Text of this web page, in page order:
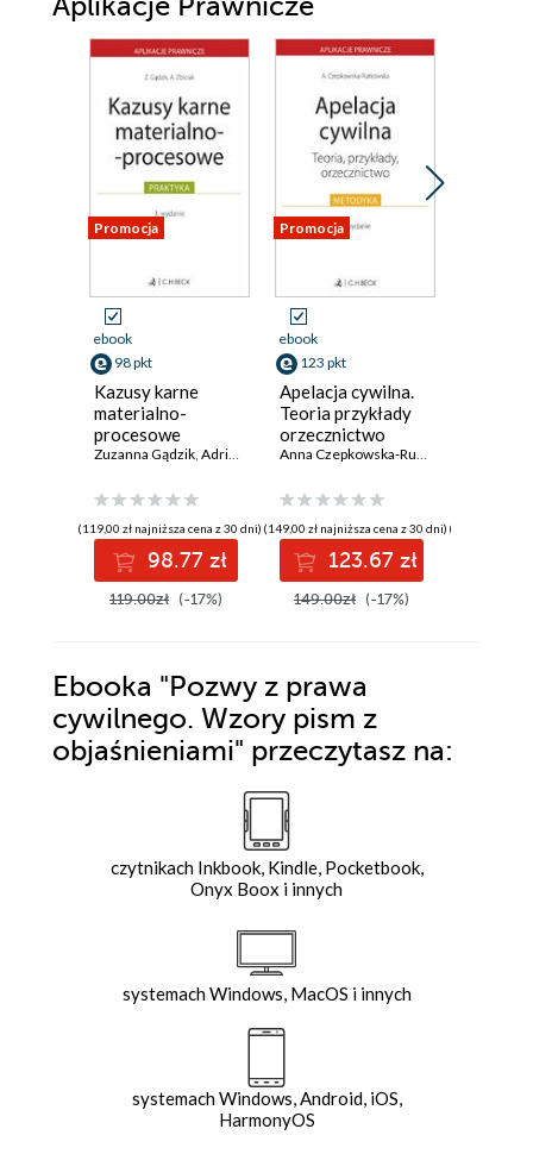
Promocja
ebook
98 pkt
Kazusy karne
materialno-
procesowe
Zuzanna Gądzik Adrian Zbiciak
(119,00 zł najniższa cena z 30 dni)
98.77 zł
119.00zł (-17%)
Promocja
ebook
123 pkt
Apelacja cywilna.
Teoria przykłady
orzecznictwo
(149,00 zł najniższa cena z 30 dni)
123.67 zł
149.00zł (-17%)
(129,00 zł
Ebooka "Pozwy z prawa
cywilnego. Wzory pism z
objaśnieniami" przeczytasz na:
czytnikach Inkbook, Kindle, Pocketbook,
Onyx Boox i innych
systemach Windows, MacOS i innych
systemach Windows, Android, iOS,
HarmonyOS